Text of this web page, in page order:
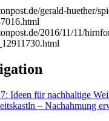
gerald-huether/
2016/11/11/
Ideen für nachhaltige
– Nachahmung